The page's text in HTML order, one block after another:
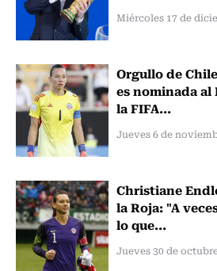
Miércoles 17 de
Orgullo de
es nominada al
la FIFA...
Jueves 6 de
Christiane
la Roja: "A
lo que...
Jueves 30 de